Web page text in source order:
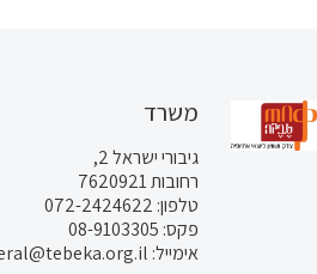
משרד
גיבורי ישראל 2,
רחובות 7620921
טלפון: 072-2424622
פקס: 08-9103305
אימייל: general@tebeka.org.il